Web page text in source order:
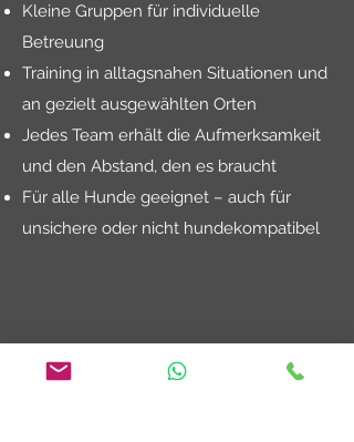
Kleine Gruppen für individuelle
Betreuung
Training in alltagsnahen Situationen und
an gezielt ausgewählten Orten
Jedes Team erhält die Aufmerksamkeit
und den Abstand, den es braucht
Für alle Hunde geeignet – auch für
unsichere oder nicht hundekompatibel